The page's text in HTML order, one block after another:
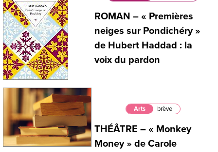
ROMAN – « Premières
neiges sur Pondichéry »
de Hubert Haddad : la
voix du pardon
Arts brève
THÉÂTRE – « Monkey
Money » de Carole